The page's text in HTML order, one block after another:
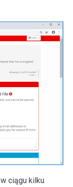
ciągu kilku